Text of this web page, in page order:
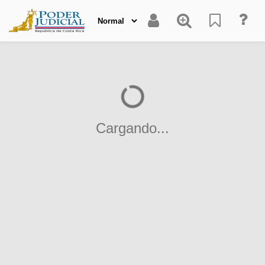
Cargando...